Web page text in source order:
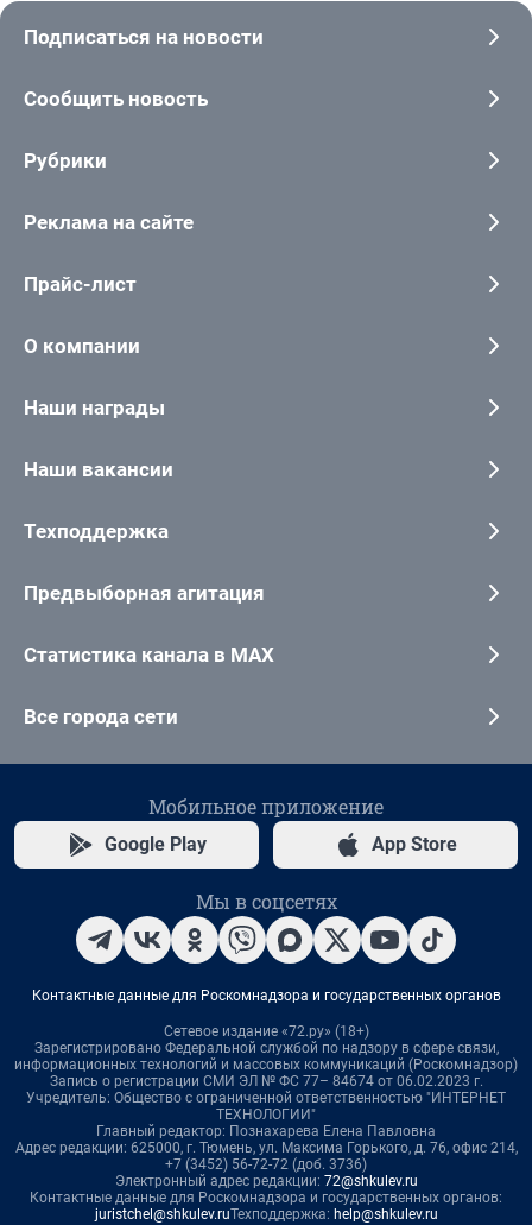
Подписаться на новости
Сообщить новость
Рубрики
Реклама на сайте
Прайс-лист
О компании
Наши награды
Наши вакансии
Техподдержка
Предвыборная агитация
Статистика канала в MAX
Все города сети
Мобильное приложение
Google Play App Store
Мы в соцсетях
Контактные данные для Роскомнадзора и государственных органов
Сетевое издание «72.ру» (18+)
Зарегистрировано Федеральной службой по надзору в сфере связи,
информационных технологий и массовых коммуникаций (Роскомнадзор)
Запись о регистрации СМИ ЭЛ № ФС 77– 84674 от 06.02.2023 г.
Учредитель: Общество с ограниченной ответственностью "ИНТЕРНЕТ
ТЕХНОЛОГИИ"
Главный редактор: Познахарева Елена Павловна
Адрес редакции: 625000, г. Тюмень, ул. Максима Горького, д. 76, офис 214,
+7 (3452) 56-72-72 (доб. 3736)
Электронный адрес редакции: 72@shkulev.ru
Контактные данные для Роскомнадзора и государственных органов:
juristchel@shkulev.ruТехподдержка: help@shkulev.ru